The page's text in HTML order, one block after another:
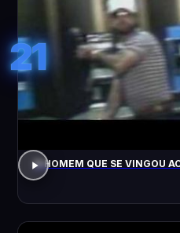
21
O HOMEM QUE SE VINGOU